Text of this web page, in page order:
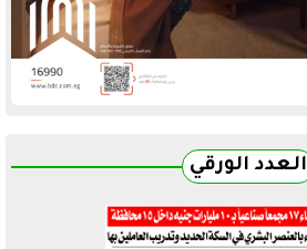
العدد الورقي